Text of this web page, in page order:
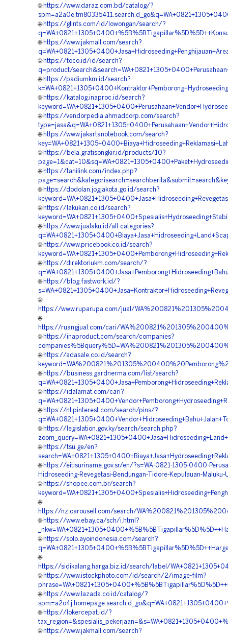
🌐 https://www.daraz.com.bd/catalog/?
🌐 https://glints.com/id/lowongan/search/?
🌐 https://www.jakmall.com/search?
🌐 https://toco.id/id/search?
q=product/
🌐 https://padiumkm.id/search?
🌐 https://katalog.inaproc.id/search?
🌐 https://vendorpedia.ahmadcorp.com/search?
🌐 https://www.jakartanotebook.com/search?
🌐 https://bela.gratisongkir.id/products/10?
🌐 https://tanilink.com/index.php?
🌐 https://dodolan.jogjakota.go.id/search?
🌐 https://lakukan.co.id/search?
🌐 https://www.jualaku.id/all-categories?
🌐 https://www.pricebook.co.id/search?
🌐 https://direktoriukm.com/search/?
🌐 https://blog.fastwork.id/?
🌐
https://www.ruparupa.com/jual/
🌐
https://ruangjual.com/cari/
🌐 https://inaproduct.com/search/companies?
🌐 https://adasale.co.id/search?
🌐 https://business.gardnerma.com/list/search?
🌐 https://idalamat.com/cari?
🌐 https://nl.pinterest.com/search/pins/?
🌐 https://legislation.gov.ky/search/search.php?
🌐 https://tsu.ge/en?
🌐 https://eitisuriname.gov.sr/en/?s=WA-0821-1305-0400-
Hidroseeding-Revegetasi-Bendungan-Tidore-Kepulauan-Maluku-
🌐 https://shopee.com.br/search?
🌐
https://nz.carousell.com/search/
🌐 https://www.ebay.ca/sch/i.html?
🌐 https://solo.ayoindonesia.com/search?
🌐
https://sidikalang.harga.biz.id/search/label/
🌐 https://www.istockphoto.com/id/search/2/image-film?
🌐 https://www.lazada.co.id/catalog/?
🌐 https://lokercepat.id/?
🌐 https://www.jakmall.com/search?